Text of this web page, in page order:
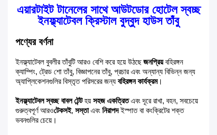
এয়ারটাইট টানেলের সাথে আউটডোর হোটেল স্বচ্ছ
ইনফ্ল্যাটেবল ক্রিস্টাল বুদ্বুদ হাউস তাঁবু
পণ্যের বর্ণনা
ইনফ্ল্যাটেবল বুবলীর তাঁবুটি আরও বেশি করে হয়ে উঠছেজনপ্রিয়বহিরঙ্গন
ক্যাম্পিং, ট্রেড শো তাঁবু, বিজ্ঞাপনের তাঁবু, প্রচার এবং অন্যান্য বিভিন্ন জন্য
অ্যাপ্লিকেশনগুলির বিস্তৃত পরিসরের জন্য বহিরঙ্গন কার্যক্রম।
ইনফ্ল্যাটেবল স্বচ্ছ বাবল টেন্টহয় সহজ একত্রিতএবং দূরে রাখা, বহন, সবচেয়ে
গুরুত্বপূর্ণ আরওটেকসই, সস্তাএবং নিরাপদইস্পাত বা কংক্রিটের শক্ত
ভবনগুলির চেয়ে।